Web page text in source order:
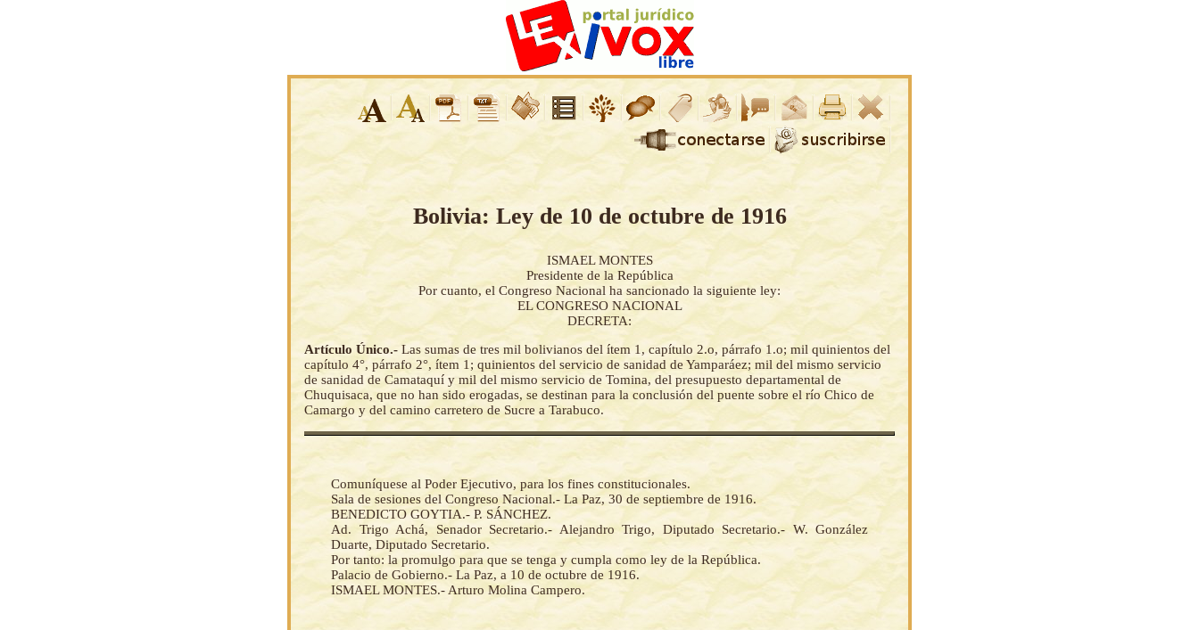
Bolivia: Ley de 10 de octubre de 1916
ISMAEL MONTES
Presidente de la República
Por cuanto, el Congreso Nacional ha sancionado la siguiente ley:
EL CONGRESO NACIONAL
DECRETA:
Artículo Único.- Las sumas de tres mil bolivianos del ítem 1, capítulo 2.o, párrafo 1.o; mil quinientos del
capítulo 4°, párrafo 2°, ítem 1; quinientos del servicio de sanidad de Yamparáez; mil del mismo servicio
de sanidad de Camataquí y mil del mismo servicio de Tomina, del presupuesto departamental de
Chuquisaca, que no han sido erogadas, se destinan para la conclusión del puente sobre el río Chico de
Camargo y del camino carretero de Sucre a Tarabuco.
Comuníquese al Poder Ejecutivo, para los fines constitucionales.
Sala de sesiones del Congreso Nacional.- La Paz, 30 de septiembre de 1916.
BENEDICTO GOYTIA.- P. SÁNCHEZ.
Ad. Trigo Achá, Senador Secretario.- Alejandro Trigo, Diputado Secretario.- W. González
Duarte, Diputado Secretario.
Por tanto: la promulgo para que se tenga y cumpla como ley de la República.
Palacio de Gobierno.- La Paz, a 10 de octubre de 1916.
ISMAEL MONTES.- Arturo Molina Campero.